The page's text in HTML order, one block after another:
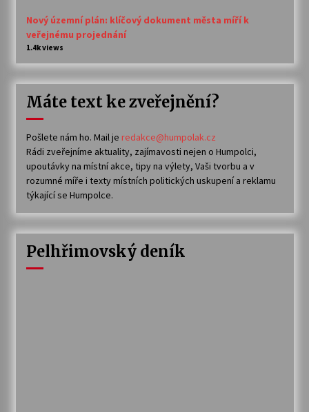
Nový územní plán: klíčový dokument města míří k
veřejnému projednání
1.4k views
Máte text ke zveřejnění?
Pošlete nám ho. Mail je redakce@humpolak.cz
Rádi zveřejníme aktuality, zajímavosti nejen o Humpolci,
upoutávky na místní akce, tipy na výlety, Vaši tvorbu a v
rozumné míře i texty místních politických uskupení a reklamu
týkající se Humpolce.
Pelhřimovský deník